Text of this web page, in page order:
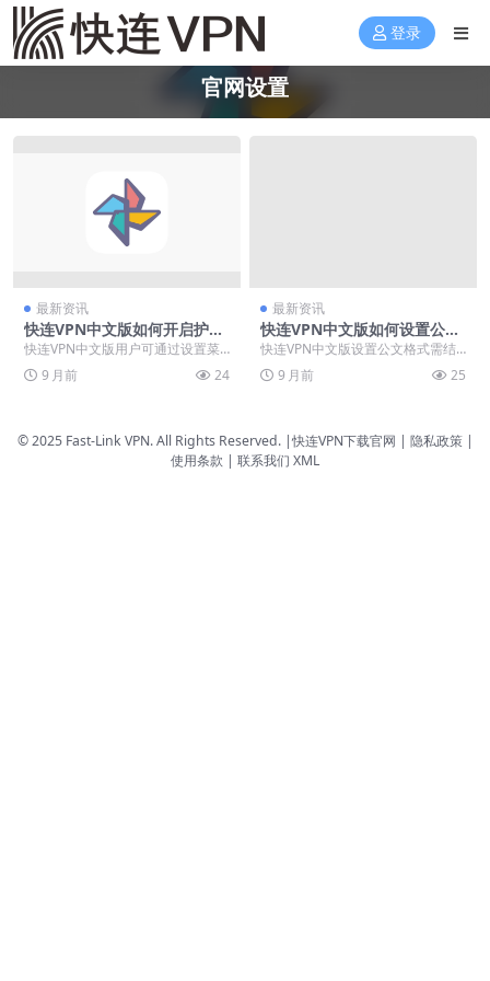
登录
官网设置
最新资讯
快连VPN中文版如何开启护眼
模式？深色主题与夜间加速
快连VPN中文版用户可通过设置菜
单一键开启护眼模式与夜间加速功
能。深色主题采用优...
9 月前 24
最新资讯
快连VPN中文版如何设置公文
格式？政府标准节点白名单
快连VPN中文版设置公文格式需结
合政府标准节点白名单，确保访问
政府网站与办公系统...
9 月前 25
© 2025 Fast-Link VPN. All Rights Reserved. |快连VPN下载官网 | 隐私政策 |
使用条款 | 联系我们 XML